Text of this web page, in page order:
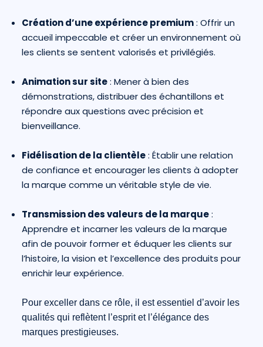
Création d’une expérience premium: Offrir un
accueil impeccable et créer un environnement où
les clients se sentent valorisés et privilégiés.
Animation sur site: Mener à bien des
démonstrations, distribuer des échantillons et
répondre aux questions avec précision et
bienveillance.
Fidélisation de la clientèle: Établir une relation
de confiance et encourager les clients à adopter
la marque comme un véritable style de vie.
Transmission des valeurs de la marque:
Apprendre et incarner les valeurs de la marque
afin de pouvoir former et éduquer les clients sur
l’histoire, la vision et l’excellence des produits pour
enrichir leur expérience.
Pour exceller dans ce rôle, il est essentiel d’avoir les
qualités qui reflètent l’esprit et l’élégance des
marques prestigieuses.